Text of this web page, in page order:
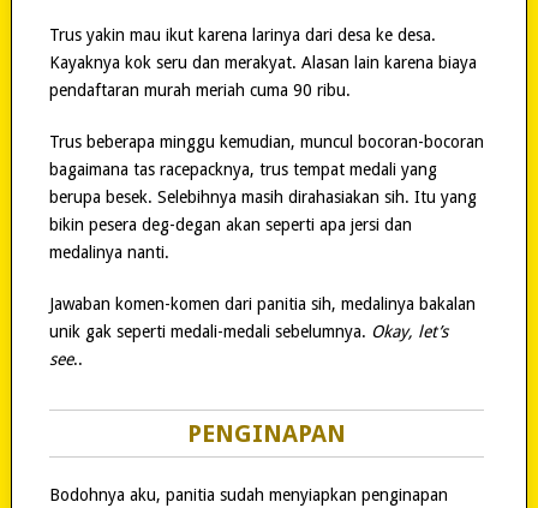
Trus yakin mau ikut karena larinya dari desa ke desa.
Kayaknya kok seru dan merakyat. Alasan lain karena biaya
pendaftaran murah meriah cuma 90 ribu.
Trus beberapa minggu kemudian, muncul bocoran-bocoran
bagaimana tas racepacknya, trus tempat medali yang
berupa besek. Selebihnya masih dirahasiakan sih. Itu yang
bikin pesera deg-degan akan seperti apa jersi dan
medalinya nanti.
Jawaban komen-komen dari panitia sih, medalinya bakalan
unik gak seperti medali-medali sebelumnya. Okay, let’s
see..
PENGINAPAN
Bodohnya aku, panitia sudah menyiapkan penginapan